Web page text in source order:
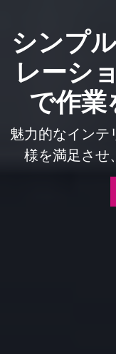
シンプ
レーシ
で作業
魅力的なインテ
様を満足させ